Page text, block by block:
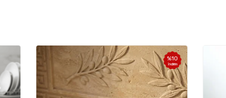
İndirim
% 10
İndirim